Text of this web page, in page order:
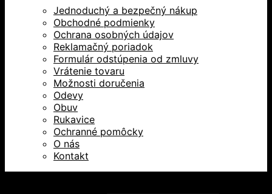
Jednoduchý a bezpečný nákup
Obchodné podmienky
Ochrana osobných údajov
Reklamačný poriadok
Formulár odstúpenia od zmluvy
Vrátenie tovaru
Možnosti doručenia
Odevy
Obuv
Rukavice
Ochranné pomôcky
O nás
Kontakt